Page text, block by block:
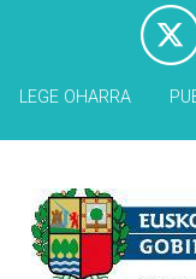
LEGE OHARRA